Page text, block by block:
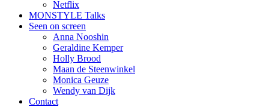
Netflix
MONSTYLE Talks
Seen on screen
Anna Nooshin
Geraldine Kemper
Holly Brood
Maan de Steenwinkel
Monica Geuze
Wendy van Dijk
Contact